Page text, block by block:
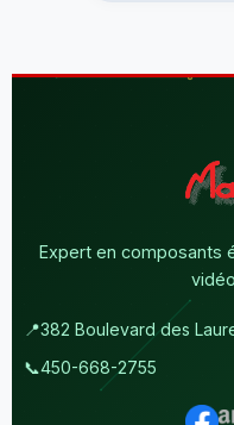
Expert en composants
📍382 Boulevard des
📞450-668-2755